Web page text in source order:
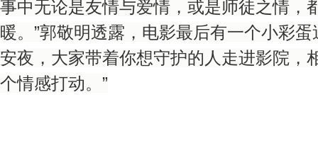
事中无论是友情与爱情，或是师徒之情，
暖。”郭敬明透露，电影最后有一个小彩
安夜，大家带着你想守护的人走进影院，
个情感打动。”